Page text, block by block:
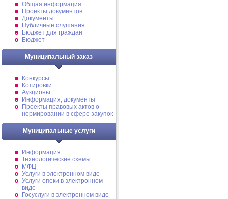
Общая информация
Проекты документов
Документы
Публичные слушания
Бюджет для граждан
Бюджет
Муниципальный заказ
Конкурсы
Котировки
Аукционы
Информация, документы
Проекты правовых актов о
нормировании в сфере закупок
Муниципальные услуги
Информация
Технологические схемы
МФЦ
Услуги в электронном виде
Услуги опеки в электронном
виде
Госуслуги в электронном виде